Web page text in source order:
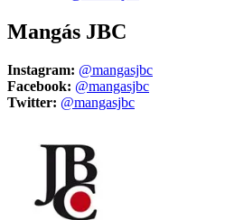
Mangás JBC
Instagram: @mangasjbc
Facebook: @mangasjbc
Twitter: @mangasjbc